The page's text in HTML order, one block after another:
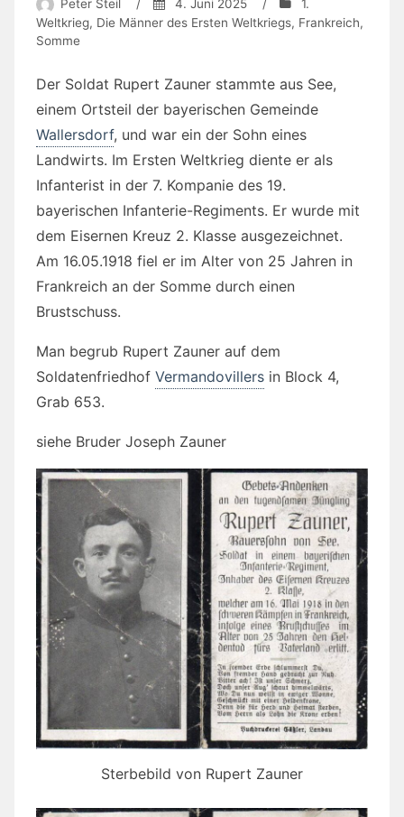
Peter Steil / 4. Juni 2025 /
1.
Weltkrieg, Die Männer des Ersten Weltkriegs, Frankreich,
Somme
Der Soldat Rupert Zauner stammte aus See,
einem Ortsteil der bayerischen Gemeinde
Wallersdorf, und war ein der Sohn eines
Landwirts. Im Ersten Weltkrieg diente er als
Infanterist in der 7. Kompanie des 19.
bayerischen Infanterie-Regiments. Er wurde mit
dem Eisernen Kreuz 2. Klasse ausgezeichnet.
Am 16.05.1918 fiel er im Alter von 25 Jahren in
Frankreich an der Somme durch einen
Brustschuss.
Man begrub Rupert Zauner auf dem
Soldatenfriedhof Vermandovillers in Block 4,
Grab 653.
siehe Bruder Joseph Zauner
Sterbebild von Rupert Zauner